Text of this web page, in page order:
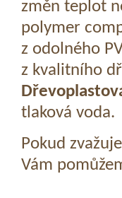
změn teplot
polymer
z odolného
z kvalitního
tlaková voda.
Pokud
Vám